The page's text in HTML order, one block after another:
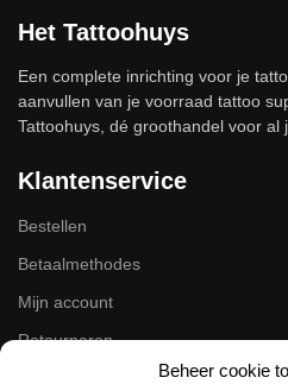
Beheer cookie
Het Tattoohuys
Een complete inrichting voor je
aanvullen van je voorraad tattoo
Tattoohuys, dé groothandel voor al
Klantenservice
Bestellen
Betaalmethodes
Mijn account
Retourneren